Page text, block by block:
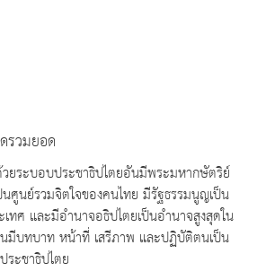
รวมยอด
ยระบอบประชาธิปไตยอันมีพระมหากษัตริย์
ศูนย์รวมจิตใจของคนไทย มีรัฐธรรมนูญเป็น
ทศ และมีอำนาจอธิปไตยเป็นอำนาจสูงสุดใน
มีบทบาท หน้าที่ เสรีภาพ และปฏิบัติตนเป็น
ะชาธิปไตย